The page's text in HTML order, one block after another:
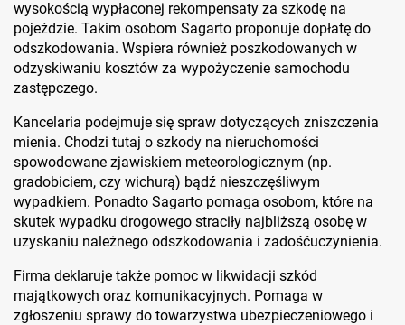
wysokością wypłaconej rekompensaty za szkodę na
pojeździe. Takim osobom Sagarto proponuje dopłatę do
odszkodowania. Wspiera również poszkodowanych w
odzyskiwaniu kosztów za wypożyczenie samochodu
zastępczego.
Kancelaria podejmuje się spraw dotyczących zniszczenia
mienia. Chodzi tutaj o szkody na nieruchomości
spowodowane zjawiskiem meteorologicznym (np.
gradobiciem, czy wichurą) bądź nieszczęśliwym
wypadkiem. Ponadto Sagarto pomaga osobom, które na
skutek wypadku drogowego straciły najbliższą osobę w
uzyskaniu należnego odszkodowania i zadośćuczynienia.
Firma deklaruje także pomoc w likwidacji szkód
majątkowych oraz komunikacyjnych. Pomaga w
zgłoszeniu sprawy do towarzystwa ubezpieczeniowego i